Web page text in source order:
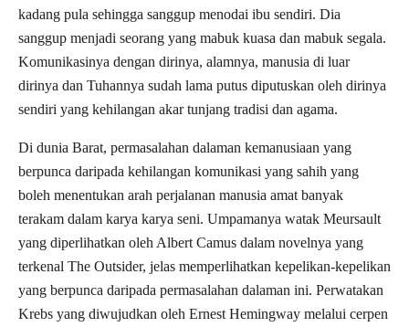
kadang pula sehingga sanggup menodai ibu sendiri. Dia
sanggup menjadi seorang yang mabuk kuasa dan mabuk segala.
Komunikasinya dengan dirinya, alamnya, manusia di luar
dirinya dan Tuhannya sudah lama putus diputuskan oleh dirinya
sendiri yang kehilangan akar tunjang tradisi dan agama.
Di dunia Barat, permasalahan dalaman kemanusiaan yang
berpunca daripada kehilangan komunikasi yang sahih yang
boleh menentukan arah perjalanan manusia amat banyak
terakam dalam karya karya seni. Umpamanya watak Meursault
yang diperlihatkan oleh Albert Camus dalam novelnya yang
terkenal The Outsider, jelas memperlihatkan kepelikan-kepelikan
yang berpunca daripada permasalahan dalaman ini. Perwatakan
Krebs yang diwujudkan oleh Ernest Hemingway melalui cerpen